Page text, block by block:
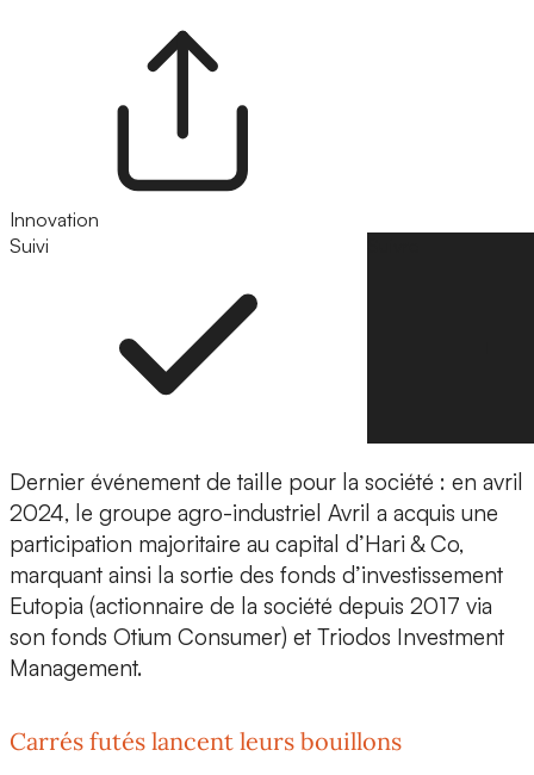
Innovation
Suivi
Dernier événement de taille pour la société : en avril
2024, le groupe agro-industriel Avril a acquis une
participation majoritaire au capital d’Hari & Co,
marquant ainsi la sortie des fonds d’investissement
Eutopia (actionnaire de la société depuis 2017 via
son fonds Otium Consumer) et Triodos Investment
Management.
Carrés futés lancent leurs bouillons